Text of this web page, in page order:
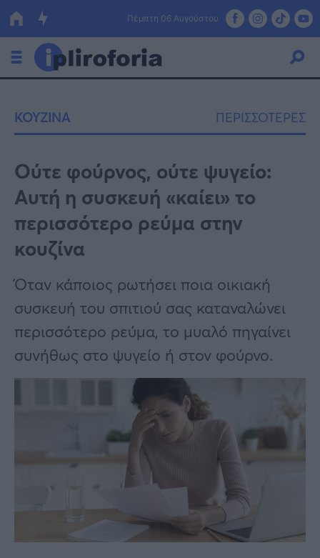
Πέμπτη 06 Αυγούστου
Οικονομία
Πολιτική
Τράπεζες
Επιδοτήσεις
ΕΣΠΑ
Κόσμος
Lifestyle
Αθλητικά
Υγεία
Γυναίκα
ΚΟΥΖΙΝΑ ΠΕΡΙΣΣΟΤΕΡΕΣ
Ούτε φούρνος, ούτε ψυγείο:
Αυτή η συσκευή «καίει» το
περισσότερο ρεύμα στην
κουζίνα
Όταν κάποιος ρωτήσει ποια οικιακή
συσκευή του σπιτιού σας καταναλώνει
περισσότερο ρεύμα, το μυαλό πηγαίνει
συνήθως στο ψυγείο ή στον φούρνο.